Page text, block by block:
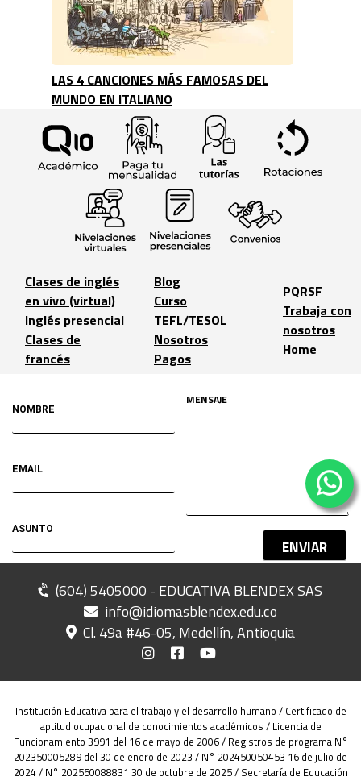
LAS 4 CANCIONES MÁS FAMOSAS DEL
MUNDO EN ITALIANO
Clases de inglés
en vivo (virtual)
Inglés presencial
Clases de
francés
Blog
Curso
TEFL/TESOL
Nosotros
Pagos
PQRSF
Trabaja con
nosotros
Home
(604) 5405000 - EDUCATIVA BLENDEX SAS
info@idiomasblendex.edu.co
Cl. 49a #46-05, Medellín, Antioquia
ENVIAR
Institución Educativa para el trabajo y el desarrollo humano / Certificado de
aptitud ocupacional de conocimientos académicos / Licencia de
Funcionamiento 3991 del 16 de mayo de 2006 / Registros de programa N°
202350005289 del 30 de enero de 2023 / N° 202450050453 16 de julio de
2024 / N° 202550088831 30 de octubre de 2025 / Secretaría de Educación